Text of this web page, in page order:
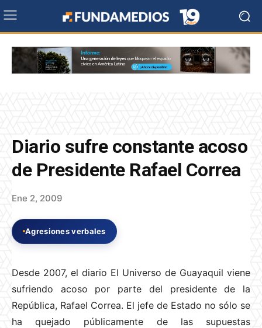
Diario sufre constante acoso
de Presidente Rafael Correa
Ene 2, 2009
Agresiones verbales
Desde 2007, el diario El Universo de Guayaquil viene
sufriendo acoso por parte del presidente de la
República, Rafael Correa. El jefe de Estado no sólo se
ha quejado públicamente de las supuestas